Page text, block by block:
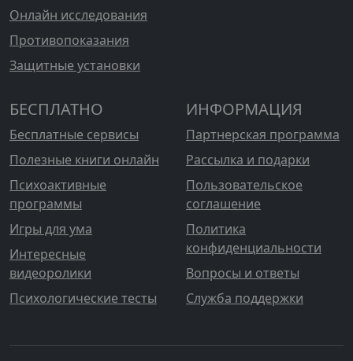
Онлайн исследования
Противопоказания
Защитные установки
БЕСПЛАТНО
Бесплатные сервисы
Полезные книги онлайн
Психоактивные
программы
Игры для ума
Интересные
видеоролики
Психологические тесты
ИНФОРМАЦИЯ
Партнерская программа
Рассылка и подарки
Пользовательское
соглашение
Политика
конфиденциальности
Вопросы и ответы
Служба поддержки